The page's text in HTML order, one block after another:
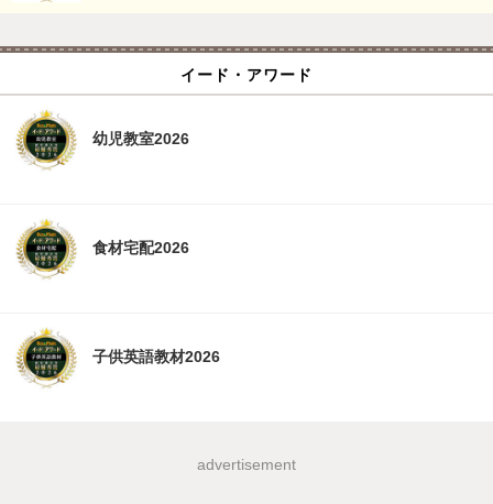
イード・アワード
幼児教室2026
食材宅配2026
子供英語教材2026
advertisement